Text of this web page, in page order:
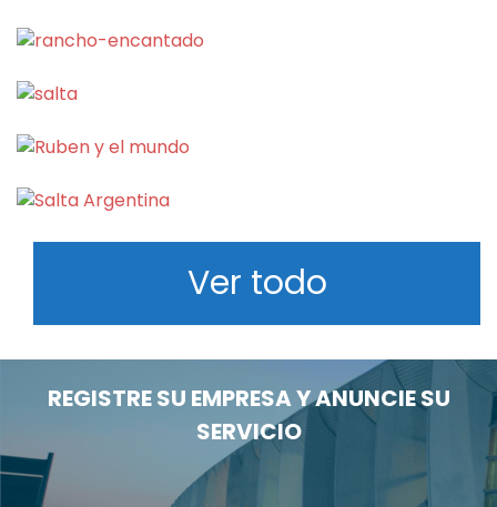
Ver todo
REGISTRE SU EMPRESA Y ANUNCIE SU
SERVICIO